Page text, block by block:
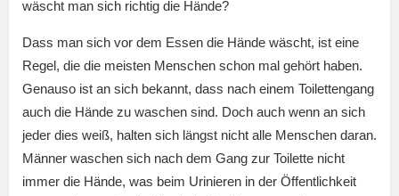
wäscht man sich richtig die Hände?
Dass man sich vor dem Essen die Hände wäscht, ist eine
Regel, die die meisten Menschen schon mal gehört haben.
Genauso ist an sich bekannt, dass nach einem Toilettengang
auch die Hände zu waschen sind. Doch auch wenn an sich
jeder dies weiß, halten sich längst nicht alle Menschen daran.
Männer waschen sich nach dem Gang zur Toilette nicht
immer die Hände, was beim Urinieren in der Öffentlichkeit